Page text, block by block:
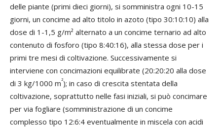
delle piante (primi dieci giorni), si somministra ogni 10-15
giorni, un concime ad alto titolo in azoto (tipo 30:10:10) alla
dose di 1-1,5 g/m² alternato a un concime ternario ad alto
contenuto di fosforo (tipo 8:40:16), alla stessa dose per i
primi tre mesi di coltivazione. Successivamente si
interviene con concimazioni equilibrate (20:20:20 alla dose
di 3 kg/1000 m²); in caso di crescita stentata della
coltivazione, soprattutto nelle fasi iniziali, si può concimare
per via fogliare (somministrazione di un concime
complesso tipo 12:6:4 eventualmente in miscela con acidi